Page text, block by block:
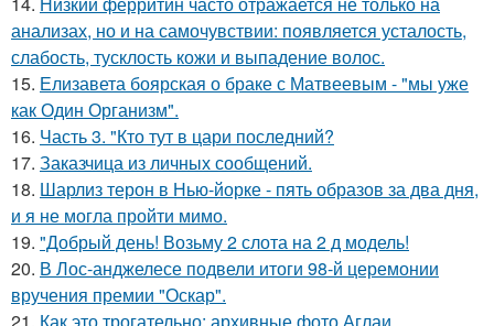
анализах, но и на самочувствии: появляется усталость,
слабость, тусклость кожи и выпадение волос.
15. Елизавета боярская о браке с Матвеевым - "мы уже
как Один Организм".
16. Часть 3. "Кто тут в цари последний?
17. Заказчица из личных сообщений.
18. Шарлиз терон в Нью-йорке - пять образов за два дня,
и я не могла пройти мимо.
19. "Добрый день! Возьму 2 слота на 2 д модель!
20. В Лос-анджелесе подвели итоги 98-й церемонии
вручения премии "Оскар".
21. Как это трогательно: архивные фото Аглаи